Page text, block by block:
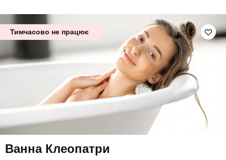
Тимчасово не працює
Ванна Клеопатри